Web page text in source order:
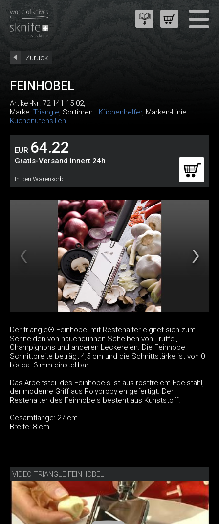
Zurück
FEINHOBEL
Artikel-Nr: 72 141 15 02,
Marke: Triangle, Sortiment: Küchenhelfer, Marken-Linie:
Küchenutensilien
EUR 64.22
Gratis-Versand innert 24h
In den Warenkorb:
Der triangle® Feinhobel mit Restehalter eignet sich zum
Schneiden von hauchdünnen Scheiben von Trüffel,
Champignons und anderen Leckereien. Die Feinhobel
Schnittbreite beträgt 4,5 cm und die Schnittstärke ist von 0
bis ca. 3 mm einstellbar.
Das Arbeitsteil des Feinhobels ist aus rostfreiem Edelstahl,
der moderne Griff aus Polypropylen gefertigt. Der
Restehalter des Feinhobels besteht aus Kunststoff.
Gesamtlänge: 27 cm
Breite: 8 cm
VIDEO TRIANGLE FEINHOBEL